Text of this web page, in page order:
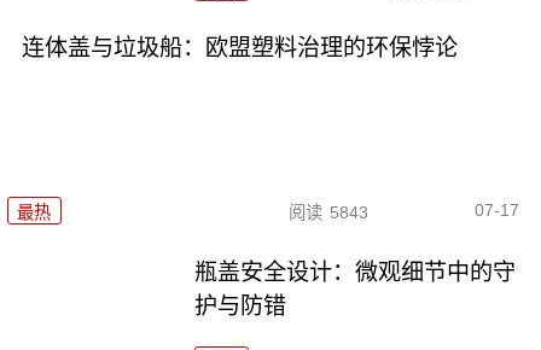
连体盖与垃圾船：欧盟塑料治理的环保悖论
最热 阅读 5843 07-17
瓶盖安全设计：微观细节中的守
护与防错